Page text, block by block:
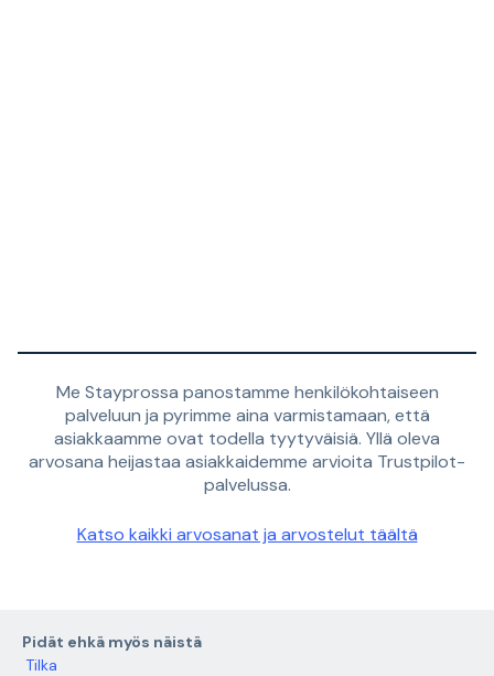
Me Stayprossa panostamme henkilökohtaiseen
palveluun ja pyrimme aina varmistamaan, että
asiakkaamme ovat todella tyytyväisiä. Yllä oleva
arvosana heijastaa asiakkaidemme arvioita Trustpilot-
palvelussa.
Katso kaikki arvosanat ja arvostelut täältä
Pidät ehkä myös näistä
Tilka